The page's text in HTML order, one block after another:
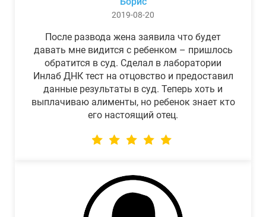
2019-08-20
После развода жена заявила что будет
давать мне видится с ребенком – пришлось
обратится в суд. Сделал в лаборатории
Инлаб ДНК тест на отцовство и предоставил
данные результаты в суд. Теперь хоть и
выплачиваю алименты, но ребенок знает кто
его настоящий отец.